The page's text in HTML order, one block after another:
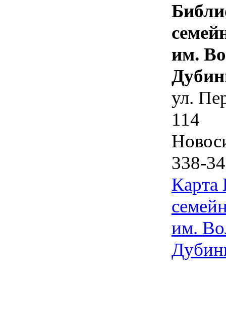
им.
ул.
114
338-
Карта
им.